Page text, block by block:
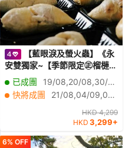
【藍眼淚及螢火蟲】《永
安雙獨家~【季節限定㊣榴槤果
園榴槤任食】+全新夜景山頂餐
廳》吉隆坡+雪蘭莪+馬六甲悠
閒5天團 +瓜拉雪蘭莪 (欣賞海
洋奇觀【藍眼淚】及螢火蟲)》
已成團
19/08,20/08,30/08,01/09,05/09,18/09
快將成團
21/08,04/09,06/09,07/09,10/09,16/09,19/09,20/09,21/09
HKD 4,299
HKD 3,299+
6% OFF